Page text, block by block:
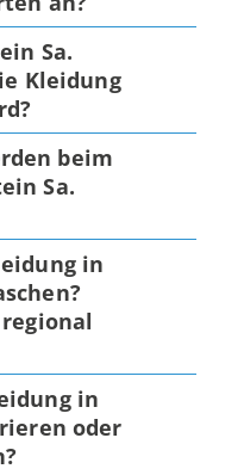
Sa.
Kleidung
beim
Sa.
in
in
oder